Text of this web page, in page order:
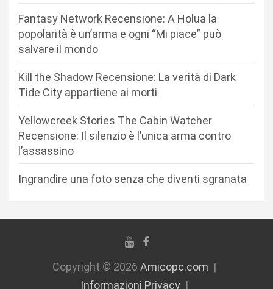
Fantasy Network Recensione: A Holua la
popolarità è un’arma e ogni “Mi piace” può
salvare il mondo
Kill the Shadow Recensione: La verità di Dark
Tide City appartiene ai morti
Yellowcreek Stories The Cabin Watcher
Recensione: Il silenzio è l’unica arma contro
l’assassino
Ingrandire una foto senza che diventi sgranata
Copyright © 2026 Amicopc.com
Informazioni Privacy